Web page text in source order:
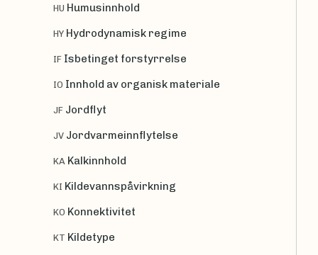
HU Humusinnhold
HY Hydrodynamisk regime
IF Isbetinget forstyrrelse
IO Innhold av organisk materiale
JF Jordflyt
JV Jordvarmeinnflytelse
KA Kalkinnhold
KI Kildevannspåvirkning
KO Konnektivitet
KT Kildetype